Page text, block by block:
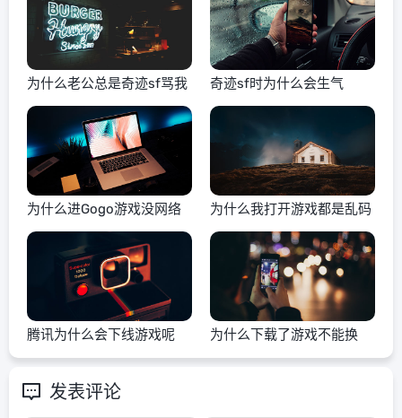
为什么老公总是奇迹sf骂我 奇迹sf时为什么会生气
为什么进Gogo游戏没网络 为什么我打开游戏都是乱码
腾讯为什么会下线游戏呢 为什么下载了游戏不能换
发表评论